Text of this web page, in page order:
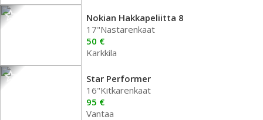
Nokian Hakkapeliitta 8
17"Nastarenkaat
50 €
Karkkila
Star Performer
16"Kitkarenkaat
95 €
Vantaa